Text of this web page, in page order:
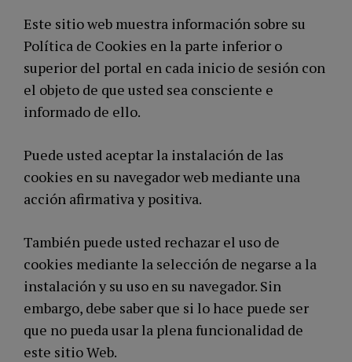
Este sitio web muestra información sobre su
Política de Cookies en la parte inferior o
superior del portal en cada inicio de sesión con
el objeto de que usted sea consciente e
informado de ello.
Puede usted aceptar la instalación de las
cookies en su navegador web mediante una
acción afirmativa y positiva.
También puede usted rechazar el uso de
cookies mediante la selección de negarse a la
instalación y su uso en su navegador. Sin
embargo, debe saber que si lo hace puede ser
que no pueda usar la plena funcionalidad de
este sitio Web.